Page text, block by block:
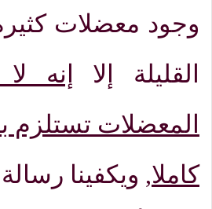
وجود معضلات
القليلة إلا
إنه
المعضلات تستلزم
كاملا, ويكفينا